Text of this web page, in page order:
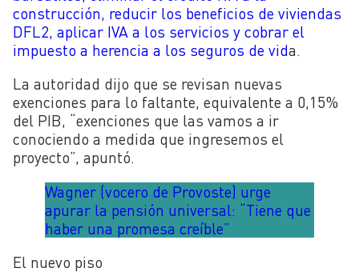
construcción, reducir los beneficios de viviendas
DFL2, aplicar IVA a los servicios y cobrar el
impuesto a herencia a los seguros de vida.
La autoridad dijo que se revisan nuevas
exenciones para lo faltante, equivalente a 0,15%
del PIB, “exenciones que las vamos a ir
conociendo a medida que ingresemos el
proyecto”, apuntó.
Wagner (vocero de Provoste) urge
apurar la pensión universal: “Tiene que
haber una promesa creíble”
El nuevo piso